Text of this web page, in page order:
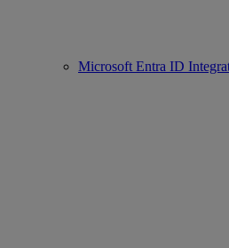
Microsoft Entra ID